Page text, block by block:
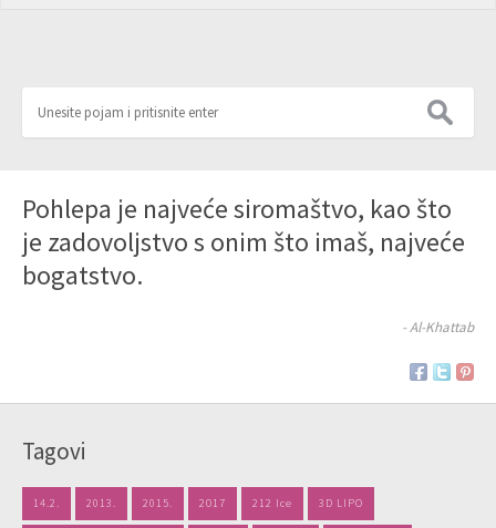
Pohlepa je najveće siromaštvo, kao što
je zadovoljstvo s onim što imaš, najveće
bogatstvo.
- Al-Khattab
Tagovi
14.2. 2013. 2015. 2017 212 Ice 3D LIPO